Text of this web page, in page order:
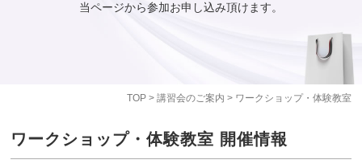
TOP> 講習会のご案内 > ワークショップ・体験教室
当ページから参加お申し込み頂けます。
ワークショップ・体験教室 開催情報